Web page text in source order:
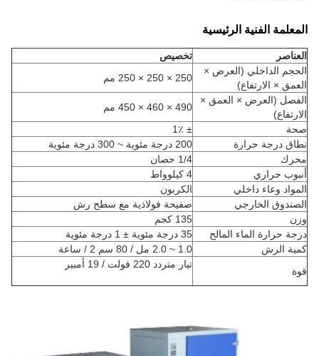
المعلمة الفنية الرئيسية
العناصر
تخصيص
الحجم الداخلي (العرض ×
العمق × الارتفاع)
250 × 250 × 250 مم
الفصل (العرض × العمق ×
الارتفاع)
490 × 460 × 450 مم
صحة
± 1٪
نطاق درجة حرارة
200 درجة مئوية ~ 300 درجة مئوية
محرك
1/4 حصان
أنبوب حراري
4 كيلوواط
المواد وعاء داخلي
الكربون
الصندوق الخارجي
صفيحة فولاذية مع سطح رش
وزن
135 كجم
درجة حرارة الماء المالح
35 درجة مئوية ± 1 درجة مئوية
كمية الرش
1.0 ~ 2.0 مل / 80 سم 2 / ساعة
قوة
تيار متردد 220 فولت / 19 أمبير